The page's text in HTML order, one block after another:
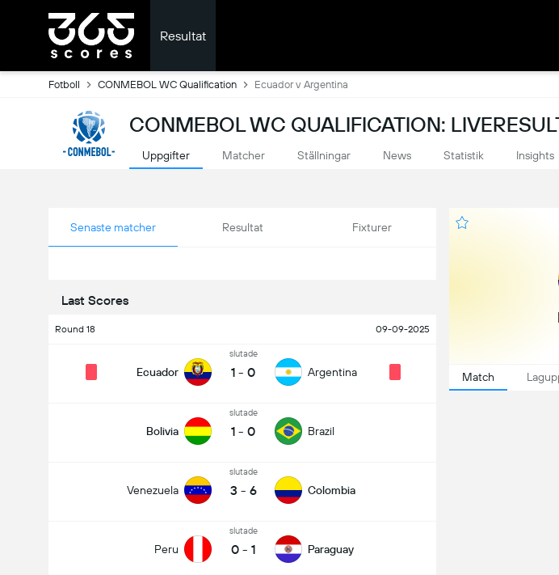
Resultat
Fotboll CONMEBOL WC Qualification Ecuador v Argentina
CONMEBOL WC QUALIFICATION:
Uppgifter Matcher Ställningar News Statistik Insights
Senaste matcher Resultat Fixturer
Last Scores
Round 18 09-09-2025
Ecuador
slutade
1 - 0 Argentina
Bolivia
slutade
1 - 0 Brazil
Venezuela
slutade
3 - 6 Colombia
Peru
slutade
0 - 1 Paraguay
Match